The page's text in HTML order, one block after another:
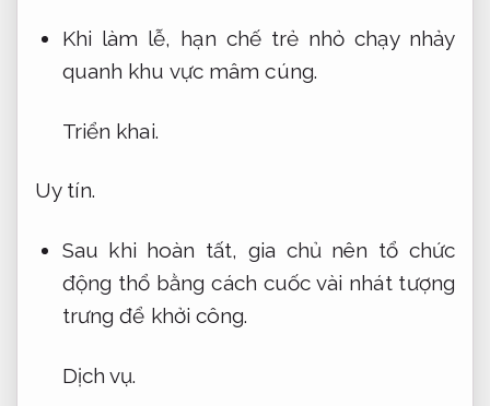
Khi làm lễ, hạn chế trẻ nhỏ chạy nhảy
quanh khu vực mâm cúng.
Triển khai.
Uy tín.
Sau khi hoàn tất, gia chủ nên tổ chức
động thổ bằng cách cuốc vài nhát tượng
trưng để khởi công.
Dịch vụ.